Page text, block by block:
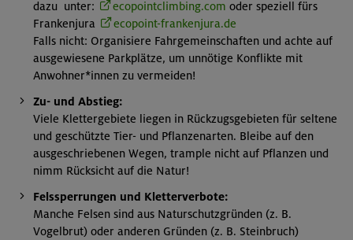
dazu unter:
ecopointclimbing.com oder speziell fürs
Frankenjura
ecopoint-frankenjura.de
Falls nicht: Organisiere Fahrgemeinschaften und achte auf
ausgewiesene Parkplätze, um unnötige Konflikte mit
Anwohner*innen zu vermeiden!
Zu- und Abstieg:
Viele Klettergebiete liegen in Rückzugsgebieten für seltene
und geschützte Tier- und Pflanzenarten. Bleibe auf den
ausgeschriebenen Wegen, trample nicht auf Pflanzen und
nimm Rücksicht auf die Natur!
Felssperrungen und Kletterverbote:
Manche Felsen sind aus Naturschutzgründen (z. B.
Vogelbrut) oder anderen Gründen (z. B. Steinbruch)